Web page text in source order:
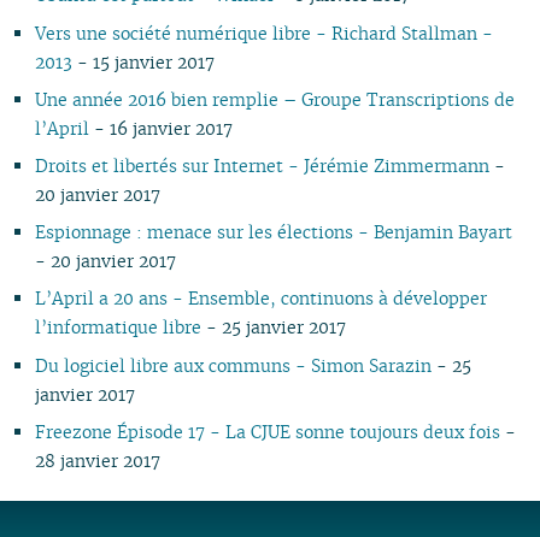
02
Vers une société numérique libre - Richard Stallman -
2013 - 15 janvier 2017
Une année 2016 bien remplie – Groupe Transcriptions de
l’April - 16 janvier 2017
Droits et libertés sur Internet - Jérémie Zimmermann-
20 janvier 2017
Espionnage : menace sur les élections - Benjamin Bayart
- 20 janvier 2017
L’April a 20 ans - Ensemble, continuons à développer
l’informatique libre - 25 janvier 2017
Du logiciel libre aux communs - Simon Sarazin - 25
janvier 2017
Freezone Épisode 17 - La CJUE sonne toujours deux fois-
28 janvier 2017